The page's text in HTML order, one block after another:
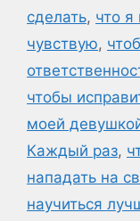
сделать, что я
чувствую,
чтобы
моей
Каждый раз,
нападать на
научиться